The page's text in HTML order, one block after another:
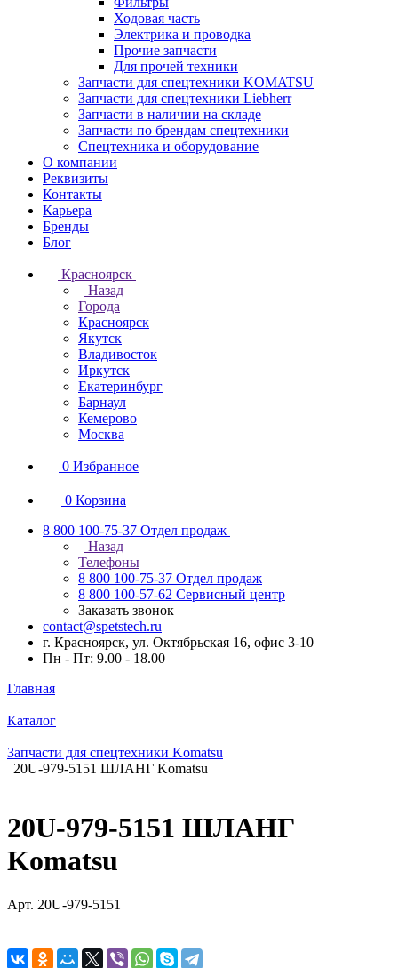
Ходовая часть
Электрика и проводка
Прочие запчасти
Для прочей техники
Запчасти для спецтехники KOMATSU
Запчасти для спецтехники Liebherr
Запчасти в наличии на складе
Запчасти по брендам спецтехники
Спецтехника и оборудование
О компании
Реквизиты
Контакты
Карьера
Бренды
Блог
Красноярск
Назад
Города
Красноярск
Якутск
Владивосток
Иркутск
Екатеринбург
Барнаул
Кемерово
Москва
0 Избранное
0 Корзина
8 800 100-75-37 Отдел продаж
Назад
Телефоны
8 800 100-75-37 Отдел продаж
8 800 100-57-62 Сервисный центр
Заказать звонок
contact@spetstech.ru
г. Красноярск, ул. Октябрьская 16, офис 3-10
Пн - Пт: 9.00 - 18.00
Главная
Каталог
Запчасти для спецтехники Komatsu
20U-979-5151 ШЛАНГ Komatsu
20U-979-5151 ШЛАНГ
Komatsu
Арт. 20U-979-5151